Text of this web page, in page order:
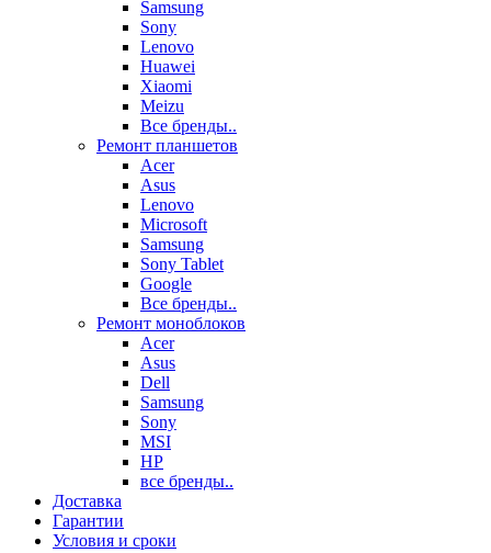
Samsung
Sony
Lenovo
Huawei
Xiaomi
Meizu
Все бренды..
Ремонт планшетов
Acer
Asus
Lenovo
Microsoft
Samsung
Sony Tablet
Google
Все бренды..
Ремонт моноблоков
Acer
Asus
Dell
Samsung
Sony
MSI
HP
все бренды..
Доставка
Гарантии
Условия и сроки